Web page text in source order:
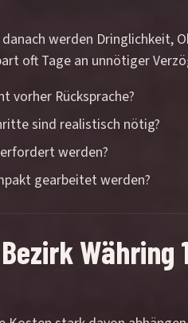
werden
oft Tage an unnötiger
vorher Rücksprache?
sind realistisch nötig?
werden?
gearbeitet werden?
Währing